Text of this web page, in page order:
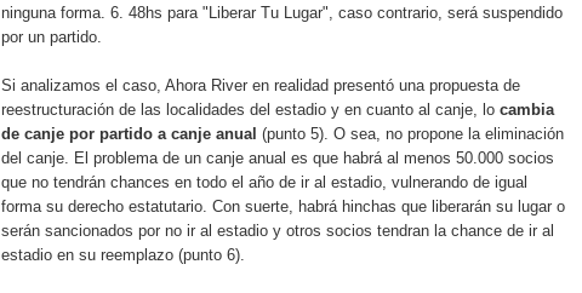
ninguna forma. 6. 48hs para "Liberar Tu Lugar", caso contrario, será suspendido
por un partido.
Si analizamos el caso, Ahora River en realidad presentó una propuesta de
reestructuración de las localidades del estadio y en cuanto al canje, lo cambia
de canje por partido a canje anual (punto 5). O sea, no propone la eliminación
del canje. El problema de un canje anual es que habrá al menos 50.000 socios
que no tendrán chances en todo el año de ir al estadio, vulnerando de igual
forma su derecho estatutario. Con suerte, habrá hinchas que liberarán su lugar o
serán sancionados por no ir al estadio y otros socios tendran la chance de ir al
estadio en su reemplazo (punto 6).